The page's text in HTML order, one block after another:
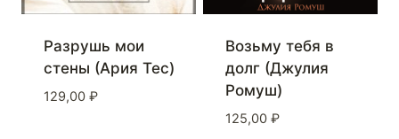
Разрушь мои
стены (Ария Тес)
129,00 ₽
Возьму тебя в
долг (Джулия
Ромуш)
125,00 ₽